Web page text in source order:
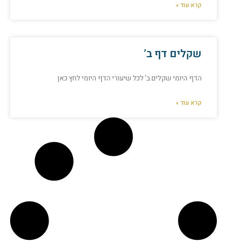
קרא עוד »
שקלים דף ב’
הדף היומי שקלים ב’ לכל שיעורי הדף היומי לחץ כאן
קרא עוד »